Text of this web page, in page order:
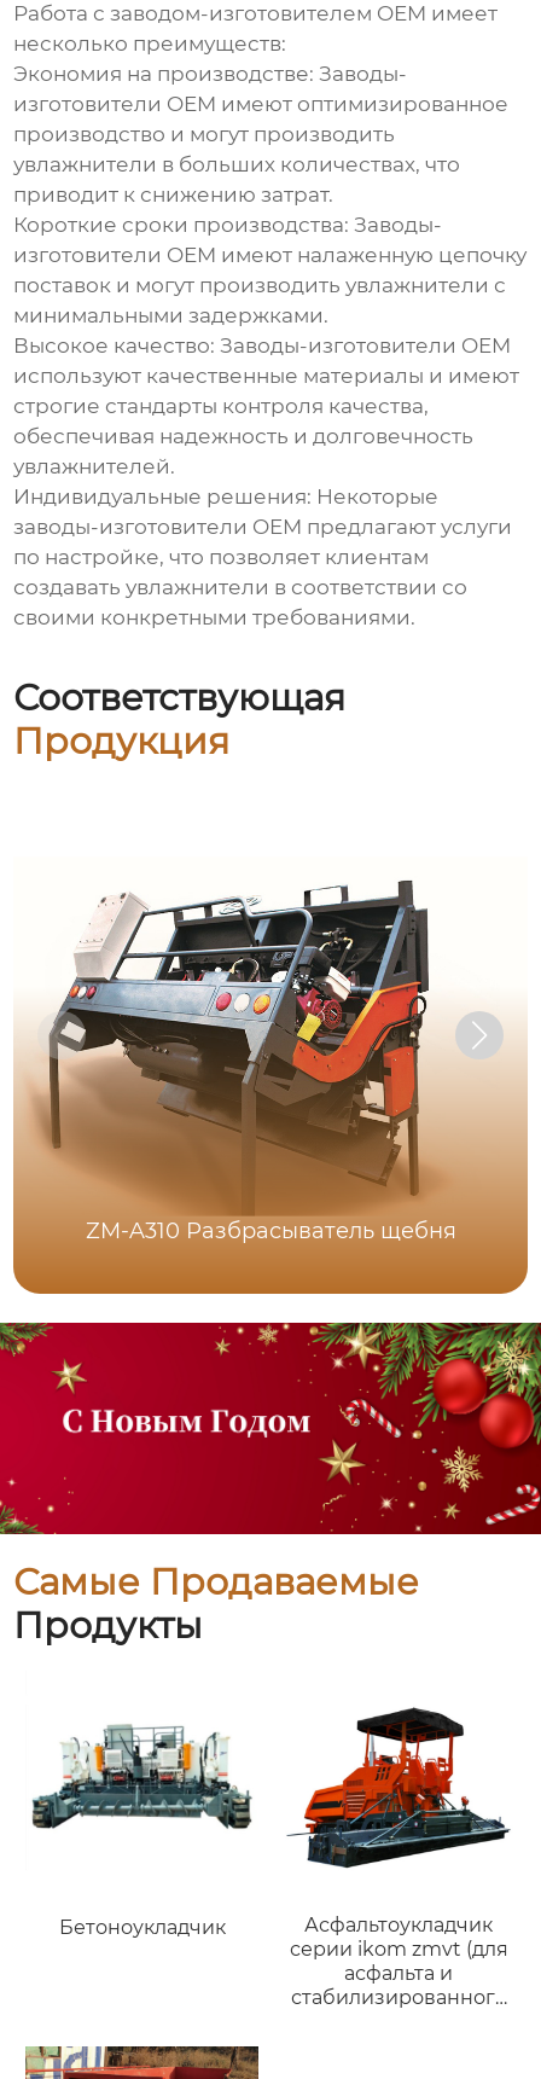
Работа с заводом-изготовителем OEM имеет
несколько преимуществ:
Экономия на производстве: Заводы-
изготовители OEM имеют оптимизированное
производство и могут производить
увлажнители в больших количествах, что
приводит к снижению затрат.
Короткие сроки производства: Заводы-
изготовители OEM имеют налаженную цепочку
поставок и могут производить увлажнители с
минимальными задержками.
Высокое качество: Заводы-изготовители OEM
используют качественные материалы и имеют
строгие стандарты контроля качества,
обеспечивая надежность и долговечность
увлажнителей.
Индивидуальные решения: Некоторые
заводы-изготовители OEM предлагают услуги
по настройке, что позволяет клиентам
создавать увлажнители в соответствии со
своими конкретными требованиями.
Соответствующая
Продукция
ZM-A310 Разбрасыватель щебня
Самые Продаваемые
Продукты
Бетоноукладчик
Асфальтоукладчик
серии ikom zmvt (для
асфальта и
стабилизированного